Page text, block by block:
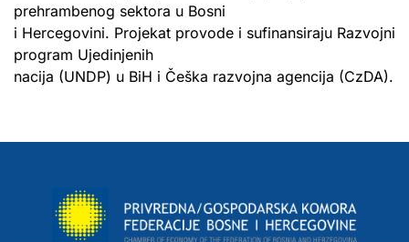
prehrambenog sektora u Bosni
i Hercegovini. Projekat provode i sufinansiraju Razvojni
program Ujedinjenih
nacija (UNDP) u BiH i Češka razvojna agencija (CzDA).